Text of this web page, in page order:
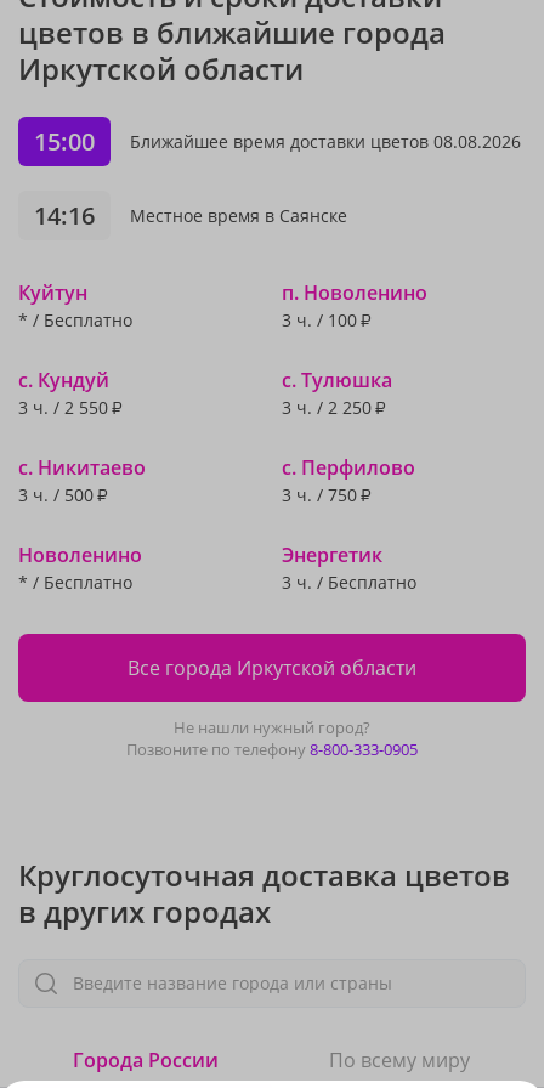
цветов в ближайшие города
Иркутской области
15:00 Ближайшее время доставки цветов 08.08.2026
14:16 Местное время в Саянске
Куйтун
* / Бесплатно
п. Новоленино
3 ч. / 100₽
с. Кундуй
3 ч. / 2 550₽
с. Тулюшка
3 ч. / 2 250₽
с. Никитаево
3 ч. / 500₽
с. Перфилово
3 ч. / 750₽
Новоленино
* / Бесплатно
Энергетик
3 ч. / Бесплатно
Все города Иркутской области
Не нашли нужный город?
Позвоните по телефону8-800-333-0905
Круглосуточная доставка цветов
в других городах
Введите название города или страны
Города России По всему миру